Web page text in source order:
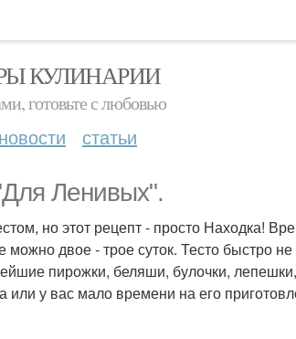
КУЛИНАРИИ
готовьте с любовью
новости статьи
Ленивых".
но этот рецепт - просто Находка!
можно двое - трое суток. Тесто быстро
пирожки, беляши, булочки,
или у вас мало времени на его